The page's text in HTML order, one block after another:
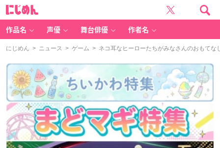
作品名 声優 舞台俳優 作者名
にじめん > ニュース > ゲーム > ネコ耳なヒーローたちがみなさんのおもてな